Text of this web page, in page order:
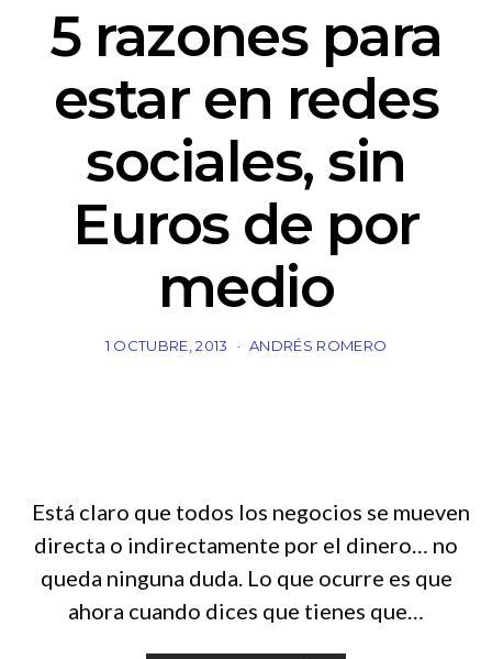
5 razones para
estar en redes
sociales, sin
Euros de por
medio
1 OCTUBRE, 2013 ANDRÉS ROMERO
Está claro que todos los negocios se mueven
directa o indirectamente por el dinero… no
queda ninguna duda. Lo que ocurre es que
ahora cuando dices que tienes que…